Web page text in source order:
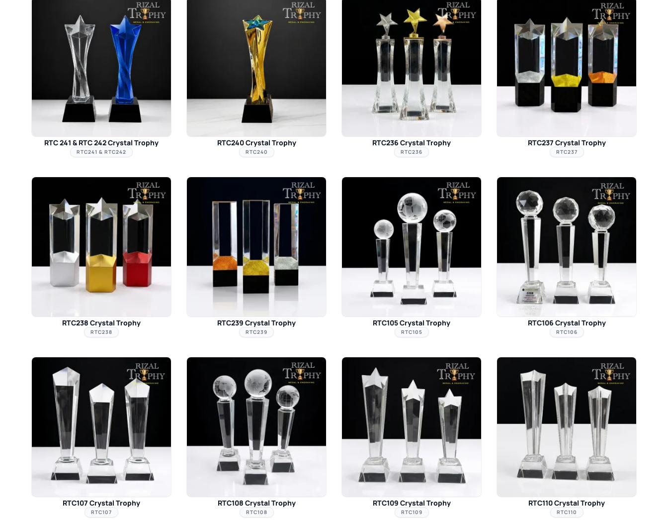
RTC 241 & RTC 242 Crystal Trophy
RTC241 & RTC242
RTC240 Crystal Trophy
RTC240
RTC236 Crystal Trophy
RTC236
RTC237 Crystal Trophy
RTC237
RTC238 Crystal Trophy
RTC238
RTC239 Crystal Trophy
RTC239
RTC105 Crystal Trophy
RTC105
RTC106 Crystal Trophy
RTC106
RTC107 Crystal Trophy
RTC107
RTC108 Crystal Trophy
RTC108
RTC109 Crystal Trophy
RTC109
RTC110 Crystal Trophy
RTC110